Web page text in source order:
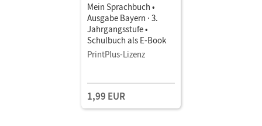
Mein Sprachbuch •
Ausgabe Bayern · 3.
Jahrgangsstufe •
Schulbuch als E-Book
PrintPlus-Lizenz
1,99 EUR